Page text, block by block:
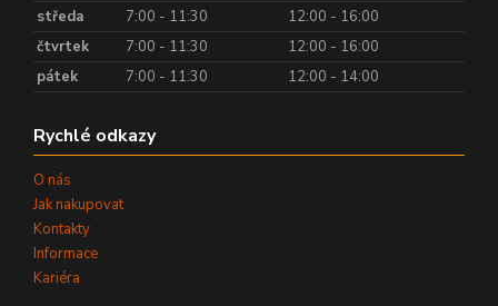
středa
7:00 - 11:30
12:00 - 16:00
čtvrtek
7:00 - 11:30
12:00 - 16:00
pátek
7:00 - 11:30 12:00 - 14:00
Rychlé odkazy
O nás
Jak nakupovat
Kontakty
Informace
Kariéra